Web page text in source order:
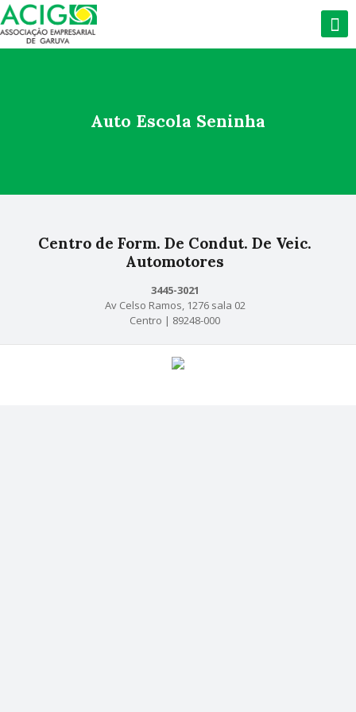
Auto Escola Seninha
Centro de Form. De Condut. De Veic.
Automotores
3445-3021
Av Celso Ramos, 1276 sala 02
Centro | 89248-000